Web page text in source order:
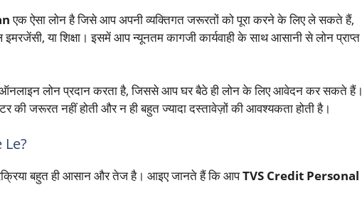
एक ऐसा लोन है जिसे आप अपनी व्यक्तिगत जरूरतों को पूरा करने के लिए ले सकते हैं,
या शिक्षा। इसमें आप न्यूनतम कागजी कार्यवाही के साथ आसानी से लोन प्राप्त
लोन प्रदान करता है, जिससे आप घर बैठे ही लोन के लिए आवेदन कर सकते हैं।
की जरूरत नहीं होती और न ही बहुत ज्यादा दस्तावेज़ों की आवश्यकता होती है।
बहुत ही आसान और तेज है। आइए जानते हैं कि आपTVS Credit Personal